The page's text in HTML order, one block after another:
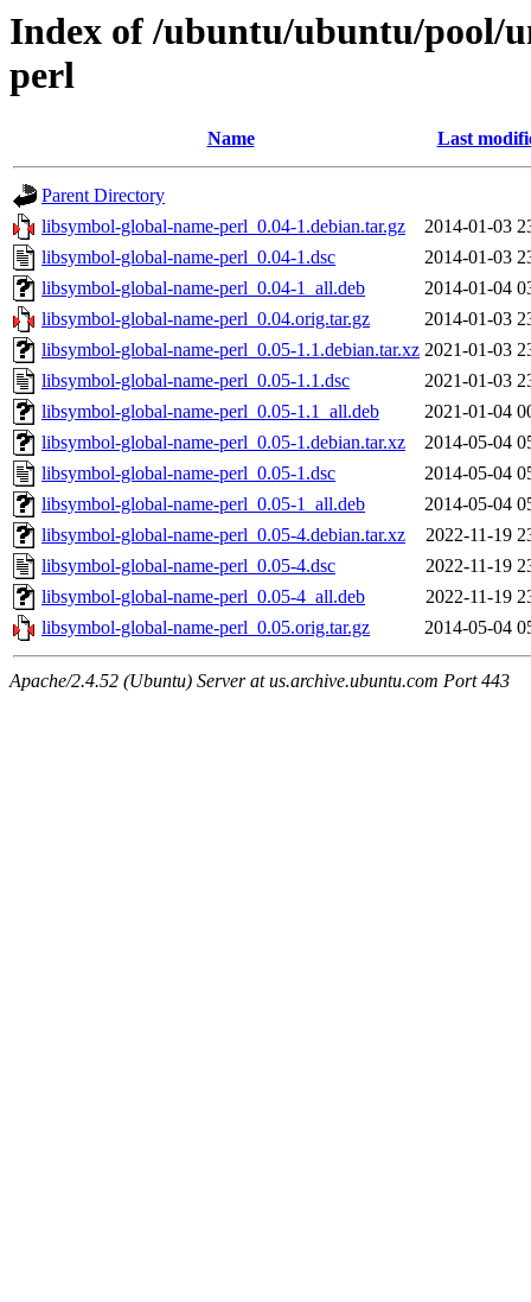
Index of /ubuntu/ubuntu/pool/
perl
Name Last
Parent Directory
libsymbol-global-name-perl_0.04-1.debian.tar.gz
2014-01-03
libsymbol-global-name-perl_0.04-1.dsc
2014-01-03
libsymbol-global-name-perl_0.04-1_all.deb
2014-01-04
libsymbol-global-name-perl_0.04.orig.tar.gz
2014-01-03
libsymbol-global-name-perl_0.05-1.1.debian.tar.xz 2021-01-03
libsymbol-global-name-perl_0.05-1.1.dsc
2021-01-03
libsymbol-global-name-perl_0.05-1.1_all.deb
2021-01-04
libsymbol-global-name-perl_0.05-1.debian.tar.xz
2014-05-04
libsymbol-global-name-perl_0.05-1.dsc
2014-05-04
libsymbol-global-name-perl_0.05-1_all.deb
2014-05-04
libsymbol-global-name-perl_0.05-4.debian.tar.xz
2022-11-19
libsymbol-global-name-perl_0.05-4.dsc
2022-11-19
libsymbol-global-name-perl_0.05-4_all.deb
2022-11-19
libsymbol-global-name-perl_0.05.orig.tar.gz
2014-05-04
Apache/2.4.52 (Ubuntu) Server at us.archive.ubuntu.com Port 443